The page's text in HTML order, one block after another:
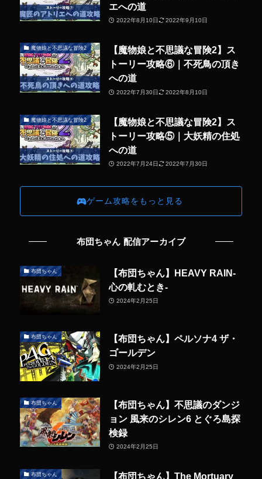
エへの道
2022年8月10日 2022年9月10日
魔物娘と不思議な冒険2
【魔物娘と不思議な冒険2】ス
トーリー攻略⑥｜不死鳥の頂き
への道
2022年7月30日 2022年8月10日
魔物娘と不思議な冒険2
【魔物娘と不思議な冒険2】ス
トーリー攻略⑤｜大妖精の住処
への道
2022年7月24日 2022年7月30日
ゲーム攻略をもっと見る
布団ちゃん 配信アーカイブ
布団ちゃん
【布団ちゃん】HEAVY RAIN-
心の軋むとき-
2024年2月25日
布団ちゃん
【布団ちゃん】ペルソナ4 ザ・
ゴールデン
2024年2月25日
布団ちゃん
【布団ちゃん】不思議のダンジ
ョン 風来のシレン6 とぐろ島探
検録
2024年2月25日
布団ちゃん 【布団ちゃん】The Mortuary